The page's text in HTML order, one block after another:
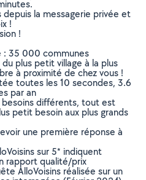
depuis la messagerie privée et
!
!
: 35 000 communes
plus petit village à la plus
à proximité de chez vous !
toutes les 10 secondes, 3.6
par an
différents, tout est
petit besoin aux plus grands
une première réponse à
sur 5* indiquent
rapport qualité/prix
AlloVoisins réalisée sur un